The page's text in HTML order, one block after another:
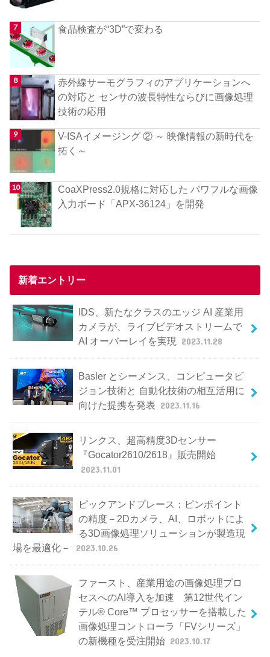
食品検査が“3D”で変わる
赤外線サーモグラフィのアプリケーションへ
の対応と センサの波長特性ならびに画像処理
技術の応用
V-ISAイメージング ② ～ 映像情報の新時代を
拓く～
CoaXPress2.0規格に対応した パワフルな画像
入力ボード「APX-36124」を開発
新着エントリー
IDS、新たなクラスのエッジ AI 産業用
カメラが、ライブビデオストリームで
AI オーバーレイを実現
2023.11.28
Basler とシーメンス、コンピュータビ
ジョン技術と 自動化技術の相互活用に
向けた提携を発表 2023.11.16
リンクス、超高精度3Dセンサー
『Gocator2610/2618』販売開始
2023.11.01
ピックアンドプレース：ピンポイント
の精度－2Dカメラ、AI、ロボットによ
る3D画像処理ソリューションが製造現
場を最適化－
2023.10.26
ファースト、産業用途の画像処理プロ
セスへのAI導入を加速 第12世代イン
テル® Core™ プロセッサーを搭載した
画像処理コントローラ「FVシリーズ」
の新機種を受注開始 2023.10.17